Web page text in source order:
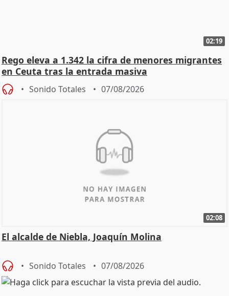
02:19
Rego eleva a 1.342 la cifra de menores migrantes
en Ceuta tras la entrada masiva
Sonido Totales 07/08/2026
02:08
El alcalde de Niebla, Joaquín Molina
Sonido Totales 07/08/2026